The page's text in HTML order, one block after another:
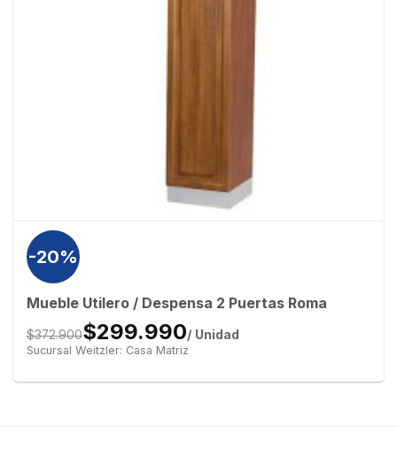
-20%
Mueble Utilero / Despensa 2 Puertas Roma
$372.900$299.990/ Unidad
Sucursal Weitzler: Casa Matriz